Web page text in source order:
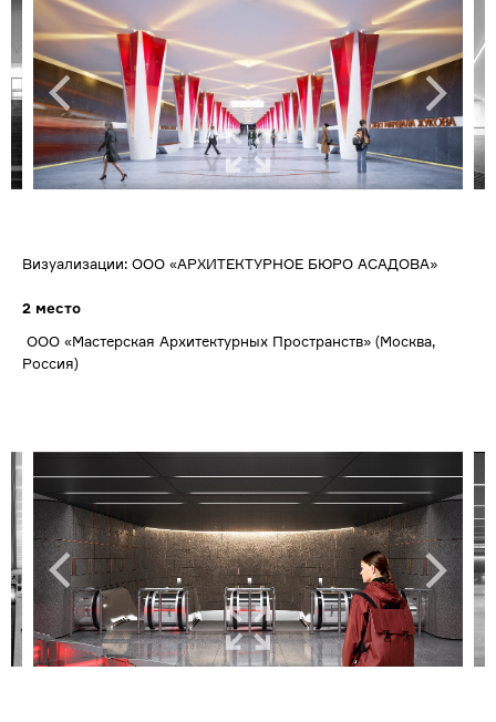
Визуализации: ООО «АРХИТЕКТУРНОЕ БЮРО АСАДОВА»
2 место
ООО «Мастерская Архитектурных Пространств» (Москва,
Россия)